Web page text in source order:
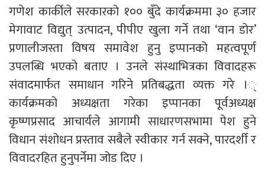
गणेश कार्कीले सरकारको १०० बुँदे कार्यक्रममा ३० हजार
मेगावाट विद्युत् उत्पादन, पीपीए खुला गर्ने तथा ‘वान डोर’
प्रणालीजस्ता विषय समावेश हुनु इप्पानको महत्वपूर्ण
उपलब्धि भएको बताए । उनले संस्थाभित्रका विवादहरू
संवादमार्फत समाधान गरिने प्रतिबद्धता व्यक्त गरे ।्
कार्यक्रमको अध्यक्षता गरेका इप्पानका पूर्वअध्यक्ष
कृष्णप्रसाद आचार्यले आगामी साधारणसभामा पेश हुने
विधान संशोधन प्रस्ताव सबैले स्वीकार गर्न सक्ने, पारदर्शी र
विवादरहित हुनुपर्नेमा जोड दिए ।